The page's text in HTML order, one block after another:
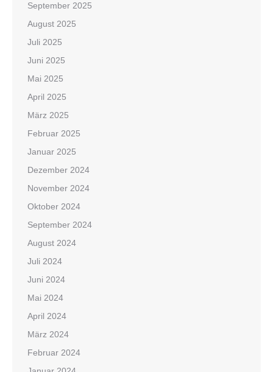
September 2025
August 2025
Juli 2025
Juni 2025
Mai 2025
April 2025
März 2025
Februar 2025
Januar 2025
Dezember 2024
November 2024
Oktober 2024
September 2024
August 2024
Juli 2024
Juni 2024
Mai 2024
April 2024
März 2024
Februar 2024